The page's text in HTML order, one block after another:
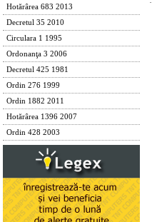
Hotărârea 683 2013
Decretul 35 2010
Circulara 1 1995
Ordonanţa 3 2006
Decretul 425 1981
Ordin 276 1999
Ordin 1882 2011
Hotărârea 1396 2007
Ordin 428 2003